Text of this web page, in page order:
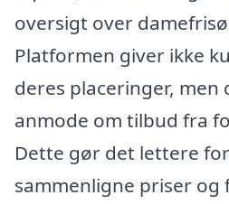
oversigt over
Platformen giver ikke
deres placeringer, men
anmode om tilbud fra
Dette gør det lettere
sammenligne priser og